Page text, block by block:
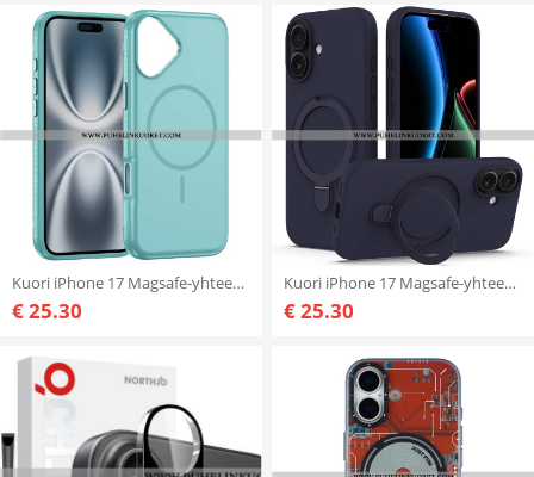
Kuori iPhone 17 Magsafe-yhteensopiva Hybridiiskunsuojauksen Kanssa Suojakuori
€ 25.30
Kuori iPhone 17 Magsafe-yhteensopiva Klassisen Jalustan Värin Kanssa Suojakuori
€ 25.30